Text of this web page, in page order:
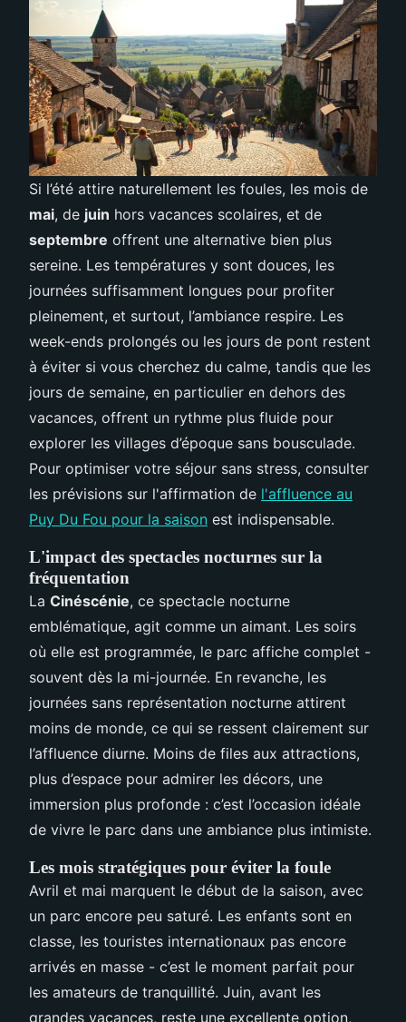
Si l’été attire naturellement les foules, les mois de
mai, de juin hors vacances scolaires, et de
septembre offrent une alternative bien plus
sereine. Les températures y sont douces, les
journées suffisamment longues pour profiter
pleinement, et surtout, l’ambiance respire. Les
week-ends prolongés ou les jours de pont restent
à éviter si vous cherchez du calme, tandis que les
jours de semaine, en particulier en dehors des
vacances, offrent un rythme plus fluide pour
explorer les villages d’époque sans bousculade.
Pour optimiser votre séjour sans stress, consulter
les prévisions sur l'affirmation de l'affluence au
Puy Du Fou pour la saison est indispensable.
L'impact des spectacles nocturnes sur la
fréquentation
La Cinéscénie, ce spectacle nocturne
emblématique, agit comme un aimant. Les soirs
où elle est programmée, le parc affiche complet -
souvent dès la mi-journée. En revanche, les
journées sans représentation nocturne attirent
moins de monde, ce qui se ressent clairement sur
l’affluence diurne. Moins de files aux attractions,
plus d’espace pour admirer les décors, une
immersion plus profonde : c’est l’occasion idéale
de vivre le parc dans une ambiance plus intimiste.
Les mois stratégiques pour éviter la foule
Avril et mai marquent le début de la saison, avec
un parc encore peu saturé. Les enfants sont en
classe, les touristes internationaux pas encore
arrivés en masse - c’est le moment parfait pour
les amateurs de tranquillité. Juin, avant les
grandes vacances, reste une excellente option,